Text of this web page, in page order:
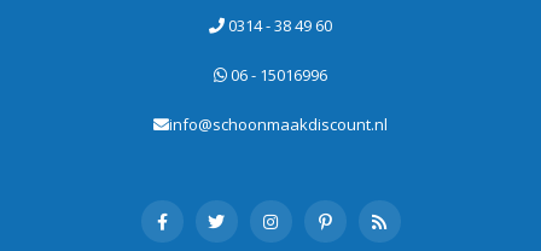
0314 - 38 49 60
06 - 15016996
info@schoonmaakdiscount.nl